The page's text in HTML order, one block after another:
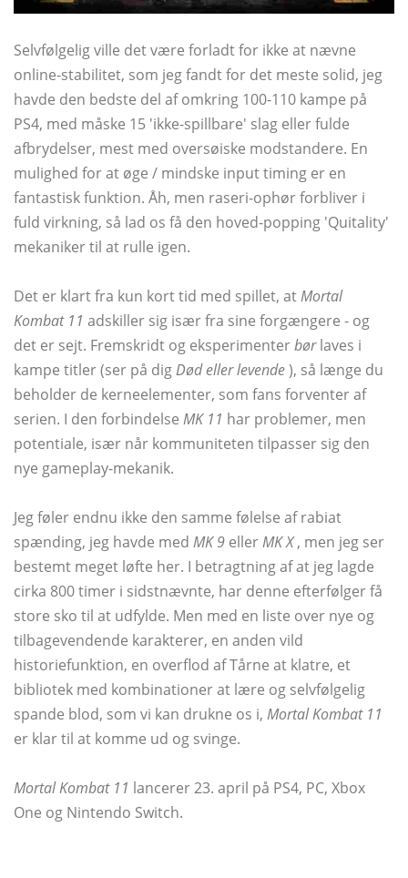
Selvfølgelig ville det være forladt for ikke at nævne
online-stabilitet, som jeg fandt for det meste solid, jeg
havde den bedste del af omkring 100-110 kampe på
PS4, med måske 15 'ikke-spillbare' slag eller fulde
afbrydelser, mest med oversøiske modstandere. En
mulighed for at øge / mindske input timing er en
fantastisk funktion. Åh, men raseri-ophør forbliver i
fuld virkning, så lad os få den hoved-popping 'Quitality'
mekaniker til at rulle igen.
Det er klart fra kun kort tid med spillet, atMortal
Kombat 11 adskiller sig især fra sine forgængere - og
det er sejt. Fremskridt og eksperimenterbørlaves i
kampe titler (ser på digDød eller levende), så længe du
beholder de kerneelementer, som fans forventer af
serien. I den forbindelse MK 11 har problemer, men
potentiale, især når kommuniteten tilpasser sig den
nye gameplay-mekanik.
Jeg føler endnu ikke den samme følelse af rabiat
spænding, jeg havde med MK 9 ellerMK X, men jeg ser
bestemt meget løfte her. I betragtning af at jeg lagde
cirka 800 timer i sidstnævnte, har denne efterfølger få
store sko til at udfylde. Men med en liste over nye og
tilbagevendende karakterer, en anden vild
historiefunktion, en overflod af Tårne at klatre, et
bibliotek med kombinationer at lære og selvfølgelig
spande blod, som vi kan drukne os i, Mortal Kombat 11
er klar til at komme ud og svinge.
Mortal Kombat 11 lancerer 23. april på PS4, PC, Xbox
One og Nintendo Switch.